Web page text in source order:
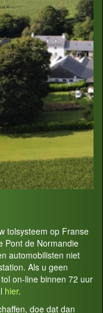
tolsysteem op Franse
Pont de Normandie
automobilisten niet
Als u geen
on-line binnen 72 uur
hier.
doe dat dan